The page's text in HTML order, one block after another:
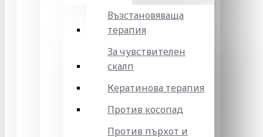
Възстановяваща
терапия
За чувствителен
скалп
Кератинова терапия
Против косопад
Против пърхот и